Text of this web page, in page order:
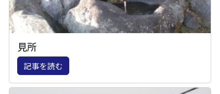
見所
記事を読む